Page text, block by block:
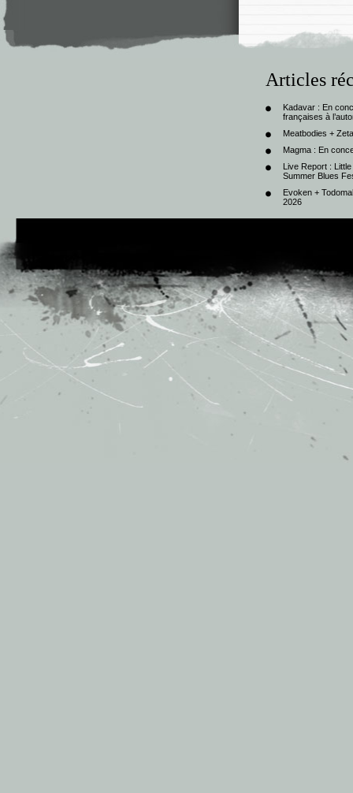
Articles
Kadavar : En
françaises à
Meatbodies +
Magma : En
Live Report :
Summer Blues
Evoken +
2026